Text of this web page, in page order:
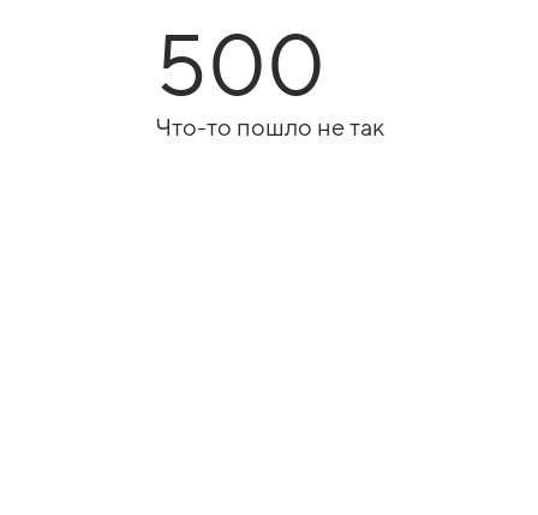
500
Что-то пошло не так